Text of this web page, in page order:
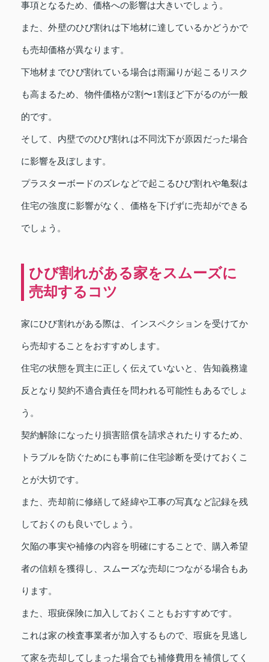
事項となるため、価格への影響は大きいでしょう。
また、外壁のひび割れは下地材に達しているかどうかで
も売却価格が異なります。
下地材までひび割れている場合は雨漏りが起こるリスク
も高まるため、物件価格が2割〜1割ほど下がるのが一般
的です。
そして、内壁でのひび割れは不同沈下が原因だった場合
に影響を及ぼします。
プラスターボードのズレなどで起こるひび割れや亀裂は
住宅の強度に影響がなく、価格を下げずに売却ができる
でしょう。
ひび割れがある家をスムーズに
売却するコツ
家にひび割れがある際は、インスペクションを受けてか
ら売却することをおすすめします。
住宅の状態を買主に正しく伝えていないと、告知義務違
反となり契約不適合責任を問われる可能性もあるでしょ
う。
契約解除になったり損害賠償を請求されたりするため、
トラブルを防ぐためにも事前に住宅診断を受けておくこ
とが大切です。
また、売却前に修繕して経緯や工事の写真など記録を残
しておくのも良いでしょう。
欠陥の事実や補修の内容を明確にすることで、購入希望
者の信頼を獲得し、スムーズな売却につながる場合もあ
ります。
また、瑕疵保険に加入しておくこともおすすめです。
これは家の検査事業者が加入するもので、瑕疵を見逃し
て家を売却してしまった場合でも補修費用を補償してく